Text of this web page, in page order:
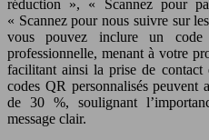
réduction », « Scannez pour
« Scannez pour nous suivre sur
vous pouvez inclure un
professionnelle, menant à votre
facilitant ainsi la prise de contact
codes QR personnalisés peuvent
de 30 %, soulignant
message clair.